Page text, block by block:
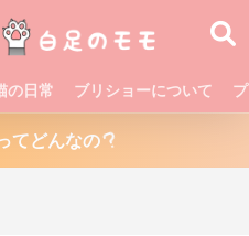
の日常 ブリショーについて
てどんなの